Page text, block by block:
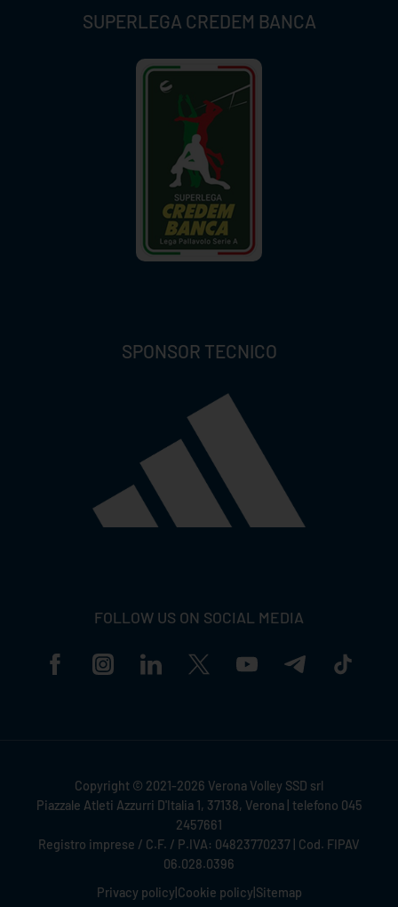
SUPERLEGA CREDEM BANCA
SPONSOR TECNICO
FOLLOW US ON SOCIAL MEDIA
Copyright © 2021-2026 Verona Volley SSD srl
Piazzale Atleti Azzurri D'Italia 1, 37138, Verona | telefono 045
2457661
Registro imprese / C.F. / P.IVA: 04823770237 | Cod. FIPAV
06.028.0396
Privacy policy Cookie policy Sitemap